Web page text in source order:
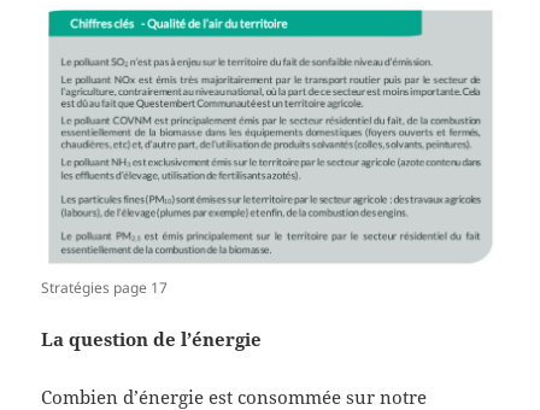
Stratégies page 17
La question de l’énergie
Combien d’énergie est consommée sur notre